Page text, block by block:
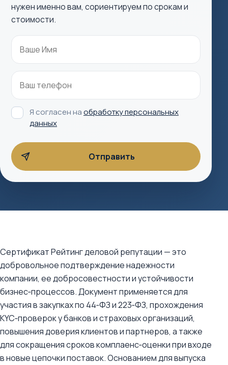
нужен именно вам, сориентируем по срокам и
стоимости.
Я согласен наобработку персональных
данных
Сертификат Рейтинг деловой репутации — это
добровольное подтверждение надежности
компании, ее добросовестности и устойчивости
бизнес‑процессов. Документ применяется для
участия в закупках по 44‑ФЗ и 223‑ФЗ, прохождения
KYC‑проверок у банков и страховых организаций,
повышения доверия клиентов и партнеров, а также
для сокращения сроков комплаенс‑оценки при входе
в новые цепочки поставок. Основанием для выпуска